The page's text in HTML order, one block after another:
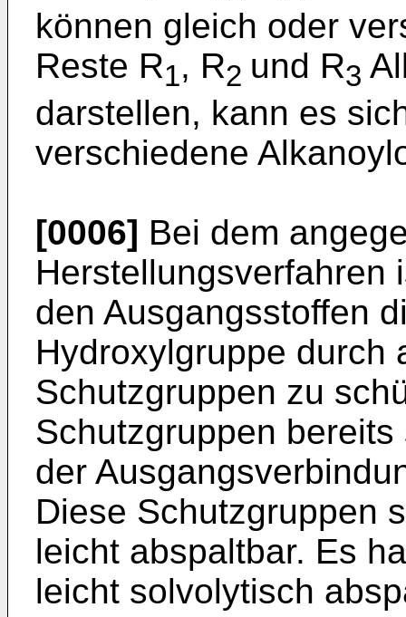
können gleich oder
Reste R1, R2 und R3
darstellen, kann es
verschiedene
[0006] Bei dem
Herstellungsverfahren
den Ausgangsstoffen
Hydroxylgruppe durch
Schutzgruppen zu
Schutzgruppen
der
Diese Schutzgruppen
leicht abspaltbar. Es
leicht solvolytisch